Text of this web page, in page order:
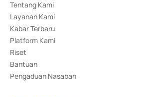
Tentang Kami
Layanan Kami
Kabar Terbaru
Platform Kami
Riset
Bantuan
Pengaduan Nasabah